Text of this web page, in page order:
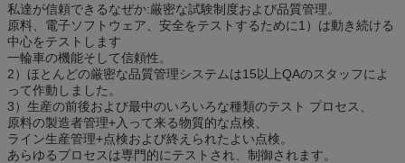
私達が信頼できるなぜか:厳密な試験制度および品質管理。
原料、電子ソフトウェア、安全をテストするために1）は動き続ける
中心をテストします
一輪車の機能そして信頼性。
2）ほとんどの厳密な品質管理システムは15以上QAのスタッフによ
って作動しました。
3）生産の前後および最中のいろいろな種類のテスト プロセス、
原料の製造者管理+入って来る物質的な点検、
ライン生産管理+点検および終えられたよい点検。
あらゆるプロセスは専門的にテストされ、制御されます。